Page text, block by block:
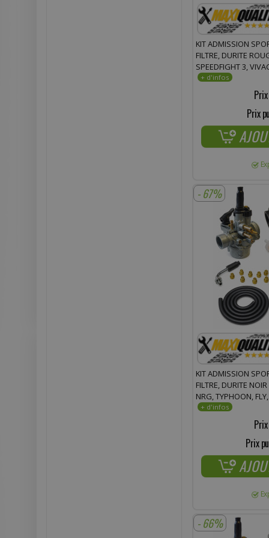
KIT ADMISSION
FILTRE, DURITE
SPEEDFIGHT 3,
Prix
- 67%
KIT ADMISSION
FILTRE, DURITE
NRG, TYPHOON,
GILERA STALKER,
Prix
- 66%